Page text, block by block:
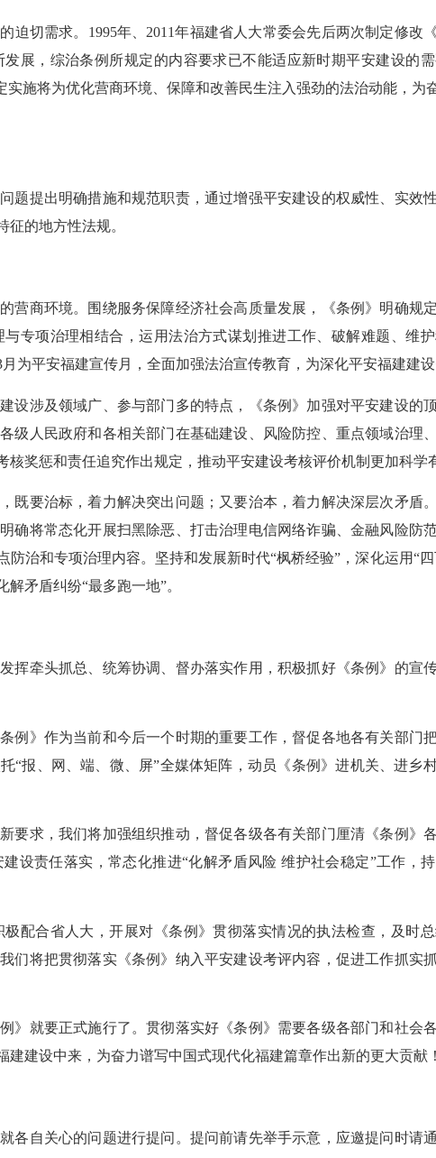
需求。1995年、2011年福建省人大常委会先后两次制定修改
展，综治条例所规定的内容要求已不能适应新时期平安建设的
施将为优化营商环境、保障和改善民生注入强劲的法治动能，为
提出明确措施和规范职责，通过增强平安建设的权威性、实效
的地方性法规。
商环境。围绕服务保障经济社会高质量发展，《条例》明确规
专项治理相结合，运用法治方式谋划推进工作、破解难题、维
为平安福建宣传月，全面加强法治宣传教育，为深化平安福建建设
涉及领域广、参与部门多的特点，《条例》加强对平安建设的
级人民政府和各相关部门在基础建设、风险防控、重点领域治理
奖惩和责任追究作出规定，推动平安建设考核评价机制更加科学
要治标，着力解决突出问题；又要治本，着力解决深层次矛盾
确将常态化开展扫黑除恶、打击治理电信网络诈骗、金融风险防
治和专项治理内容。坚持和发展新时代“枫桥经验”，深化运用“
矛盾纠纷“最多跑一地”。
牵头抓总、统筹协调、督办落实作用，积极抓好《条例》的宣
》作为当前和今后一个时期的重要工作，督促各地各有关部门
“报、网、端、微、屏”全媒体矩阵，动员《条例》进机关、进乡
求，我们将加强组织推动，督促各级各有关部门厘清《条例》
设责任落实，常态化推进“化解矛盾风险 维护社会稳定”工作，
合省人大，开展对《条例》贯彻落实情况的执法检查，及时
们将把贯彻落实《条例》纳入平安建设考评内容，促进工作抓实
就要正式施行了。贯彻落实好《条例》需要各级各部门和社会
建设中来，为奋力谱写中国式现代化福建篇章作出新的更大贡献
自关心的问题进行提问。提问前请先举手示意，应邀提问时请